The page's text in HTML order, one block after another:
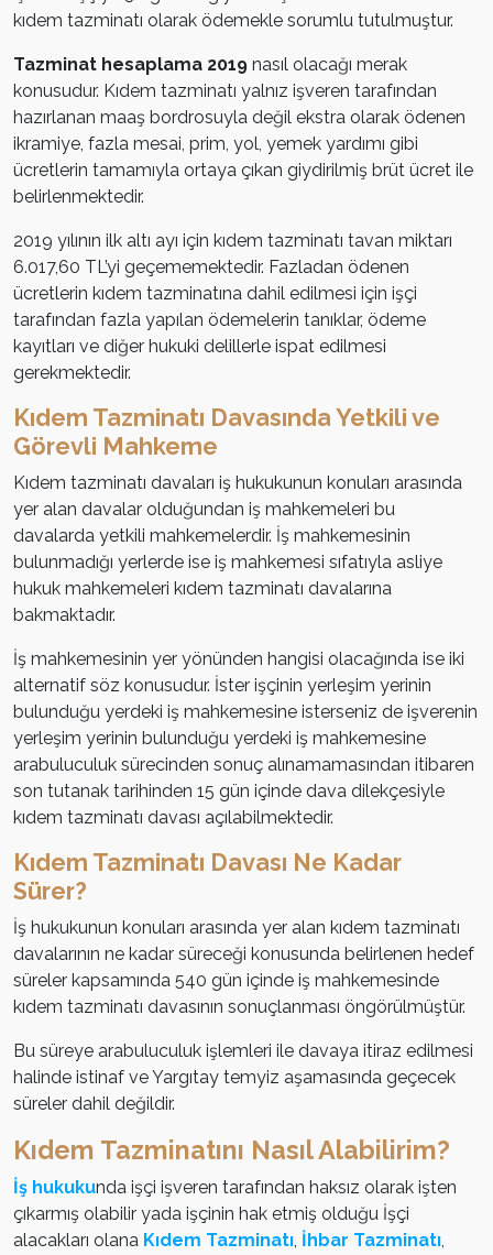
kıdem tazminatı olarak ödemekle sorumlu tutulmuştur.
Tazminat hesaplama 2019 nasıl olacağı merak
konusudur. Kıdem tazminatı yalnız işveren tarafından
hazırlanan maaş bordrosuyla değil ekstra olarak ödenen
ikramiye, fazla mesai, prim, yol, yemek yardımı gibi
ücretlerin tamamıyla ortaya çıkan giydirilmiş brüt ücret ile
belirlenmektedir.
2019 yılının ilk altı ayı için kıdem tazminatı tavan miktarı
6.017,60 TL’yi geçememektedir. Fazladan ödenen
ücretlerin kıdem tazminatına dahil edilmesi için işçi
tarafından fazla yapılan ödemelerin tanıklar, ödeme
kayıtları ve diğer hukuki delillerle ispat edilmesi
gerekmektedir.
Kıdem Tazminatı Davasında Yetkili ve
Görevli Mahkeme
Kıdem tazminatı davaları iş hukukunun konuları arasında
yer alan davalar olduğundan iş mahkemeleri bu
davalarda yetkili mahkemelerdir. İş mahkemesinin
bulunmadığı yerlerde ise iş mahkemesi sıfatıyla asliye
hukuk mahkemeleri kıdem tazminatı davalarına
bakmaktadır.
İş mahkemesinin yer yönünden hangisi olacağında ise iki
alternatif söz konusudur. İster işçinin yerleşim yerinin
bulunduğu yerdeki iş mahkemesine isterseniz de işverenin
yerleşim yerinin bulunduğu yerdeki iş mahkemesine
arabuluculuk sürecinden sonuç alınamamasından itibaren
son tutanak tarihinden 15 gün içinde dava dilekçesiyle
kıdem tazminatı davası açılabilmektedir.
Kıdem Tazminatı Davası Ne Kadar
Sürer?
İş hukukunun konuları arasında yer alan kıdem tazminatı
davalarının ne kadar süreceği konusunda belirlenen hedef
süreler kapsamında 540 gün içinde iş mahkemesinde
kıdem tazminatı davasının sonuçlanması öngörülmüştür.
Bu süreye arabuluculuk işlemleri ile davaya itiraz edilmesi
halinde istinaf ve Yargıtay temyiz aşamasında geçecek
süreler dahil değildir.
Kıdem Tazminatını Nasıl Alabilirim?
İş hukukunda işçi işveren tarafından haksız olarak işten
çıkarmış olabilir yada işçinin hak etmiş olduğu İşçi
alacakları olana Kıdem Tazminatı, İhbar Tazminatı,